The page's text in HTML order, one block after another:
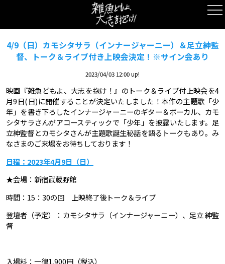
4/9（日）カモシタサラ（インナージャーニー）＆足立紳監
督、トーク＆ライブ付き上映会決定！※サイン会あり
2023/04/03 12:00 up!
映画『雑魚どもよ、大志を抱け！』のトーク＆ライブ付上映会を4
月9日(日)に開催することが決定いたしました！本作の主題歌「少
年」を書き下ろしたインナージャーニーのギター＆ボーカル、カモ
シタサラさんがアコースティックで「少年」を披露いたします。足
立紳監督とカモシタさんが主題歌誕生秘話を語るトークもあり。み
なさまのご来場をお待ちしております！
日程：2023年4月9日（日）
★会場：新宿武蔵野館
時間：15：30の回 上映終了後トーク＆ライブ
登壇者（予定）：カモシタサラ（インナージャーニー）、足立 紳監
督
入場料：一律1,900円（税込）